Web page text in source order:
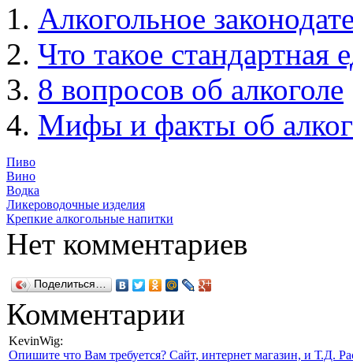
Алкогольное
Что такое стандартная
8 вопросов об алкоголе
Мифы и факты об
Пиво
Вино
Водка
Ликероводочные изделия
Крепкие алкогольные напитки
Нет комментариев
Поделиться…
Комментарии
KevinWig:
Опишите что Вам требуется? Сайт, интернет магазин, и Т.Д.